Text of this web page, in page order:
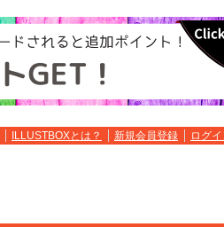
ILLUSTBOXとは？ 新規会員登録 ログイ